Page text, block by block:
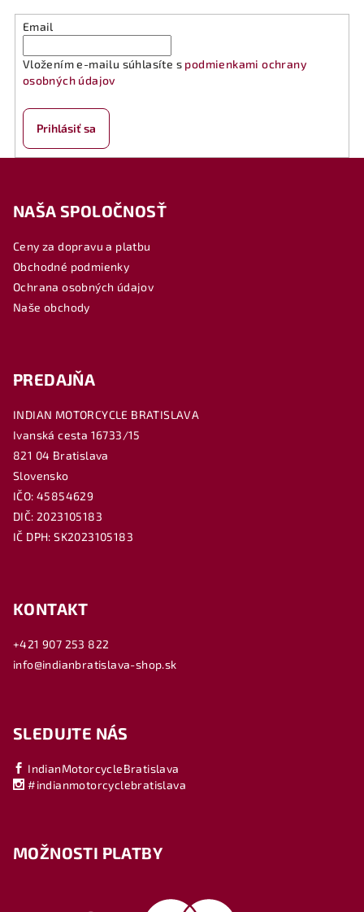
Email
Vložením e-mailu súhlasíte s podmienkami ochrany
osobných údajov
Prihlásiť sa
NAŠA SPOLOČNOSŤ
Ceny za dopravu a platbu
Obchodné podmienky
Ochrana osobných údajov
Naše obchody
PREDAJŇA
INDIAN MOTORCYCLE BRATISLAVA
Ivanská cesta 16733/15
821 04 Bratislava
Slovensko
IČO: 45854629
DIČ: 2023105183
IČ DPH: SK2023105183
KONTAKT
+421 907 253 822
info@indianbratislava-shop.sk
SLEDUJTE NÁS
IndianMotorcycleBratislava
#indianmotorcyclebratislava
MOŽNOSTI PLATBY